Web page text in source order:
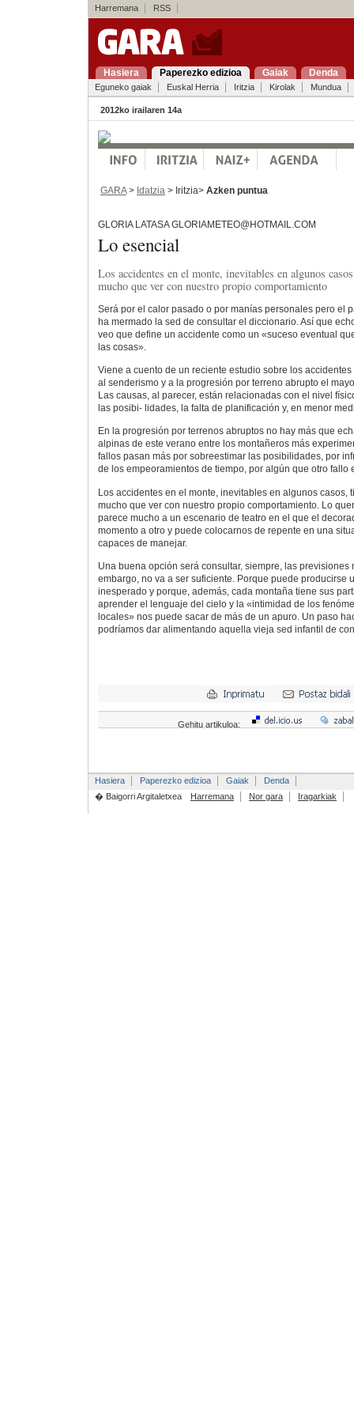
Harremana RSS
Hasiera Paperezko edizioa Gaiak Denda
Eguneko gaiak Euskal Herria Iritzia Kirolak Mundua
2012ko irailaren 14a
GARA> Idatzia > Iritzia> Azken puntua
GLORIA LATASA GLORIAMETEO@HOTMAIL.COM
Lo esencial
Los accidentes en el monte, inevitables en algunos
mucho que ver con nuestro propio comportamiento
Será por el calor pasado o por manías personales pero el
ha mermado la sed de consultar el diccionario. Así que
veo que define un accidente como un «suceso eventual
las cosas».
Viene a cuento de un reciente estudio sobre los
al senderismo y a la progresión por terreno abrupto el
Las causas, al parecer, están relacionadas con el nivel
las posibi- lidades, la falta de planificación y, en menor
En la progresión por terrenos abruptos no hay más que
alpinas de este verano entre los montañeros más
fallos pasan más por sobreestimar las posibilidades, por
de los empeoramientos de tiempo, por algún que otro fallo
Los accidentes en el monte, inevitables en algunos casos,
mucho que ver con nuestro propio comportamiento. Lo
parece mucho a un escenario de teatro en el que el
momento a otro y puede colocarnos de repente en una
capaces de manejar.
Una buena opción será consultar, siempre, las previsiones
embargo, no va a ser suficiente. Porque puede producirse
inesperado y porque, además, cada montaña tiene sus
aprender el lenguaje del cielo y la «intimidad de los
locales» nos puede sacar de más de un apuro. Un paso
podríamos dar alimentando aquella vieja sed infantil de
Gehitu artikuloa:
Hasiera Paperezko edizioa Gaiak
Denda
� Baigorri Argitaletxea
Harremana Nor gara Iragarkiak